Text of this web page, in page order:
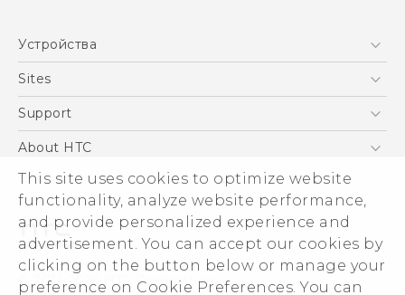
This site uses cookies to optimize website
functionality, analyze website performance,
and provide personalized experience and
advertisement. You can accept our cookies by
clicking on the button below or manage your
preference on Cookie Preferences. You can
Русский - Руководство пользователя
Русский - Руководство по безопасности и
соответствию стандартам
Қазақ - жұмысты бастау нұсқаулығы
Қазақ - Пайдаланушы нұсқаулығы
ақпараты
English - Quick start guide
English - User manual
English - Safety and regulatory guide
Устройства
5G
EXODUS
VIVE
Sites
HTC Dev
Support
ПОДДЕРЖКА
About HTC
ESG
Инвестирование
Политика конфиденциальности
Безопасность продуктов
Вакансии
© 2011-2026 HTC Corporation